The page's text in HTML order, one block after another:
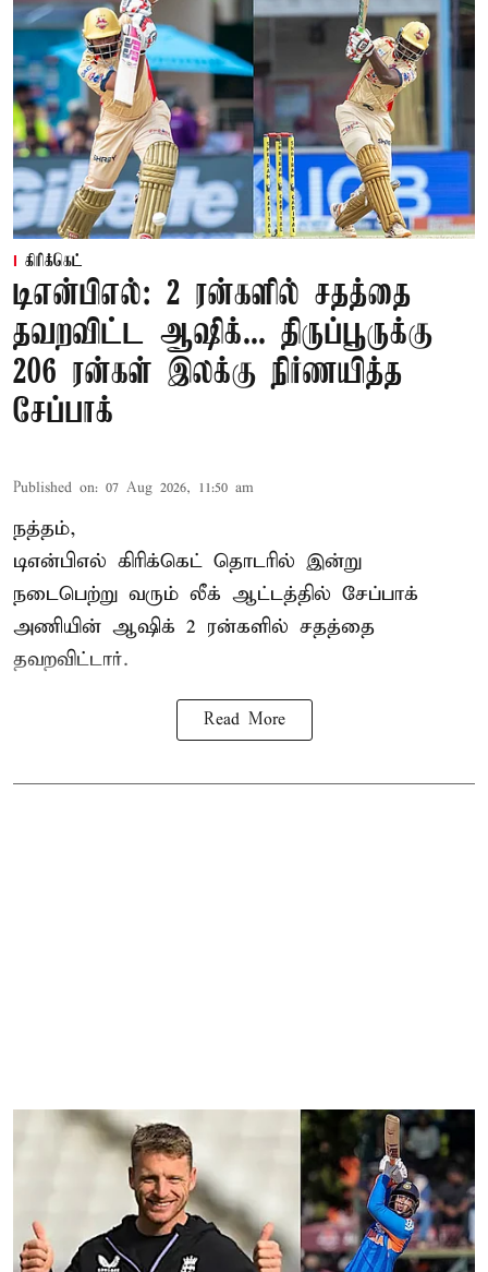
கிரிக்கெட்
டிஎன்பிஎல்: 2 ரன்களில் சதத்தை
தவறவிட்ட ஆஷிக்... திருப்பூருக்கு
206 ரன்கள் இலக்கு நிர்ணயித்த
சேப்பாக்
Published on: 07 Aug 2026, 11:50 am
நத்தம்,
டிஎன்பிஎல் கிரிக்கெட் தொடரில் இன்று
நடைபெற்று வரும் லீக் ஆட்டத்தில் சேப்பாக்
அணியின் ஆஷிக் 2 ரன்களில் சதத்தை
தவறவிட்டார்.
Read More